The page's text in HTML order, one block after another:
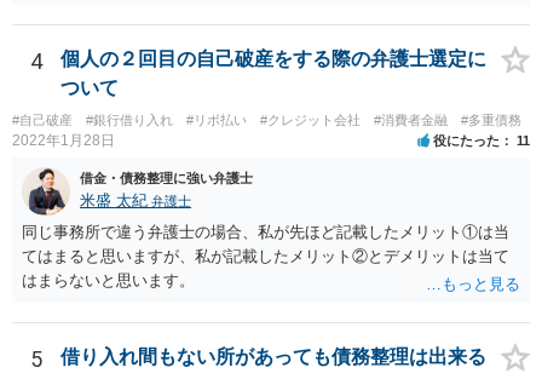
4
個人の２回目の自己破産をする際の弁護士選定に
ついて
#自己破産 #銀行借り入れ #リボ払い #クレジット会社 #消費者金融 #多重債務
2022年1月28日 役にたった 11
借金・債務整理に強い弁護士
米盛 太紀 弁護士
同じ事務所で違う弁護士の場合、私が先ほど記載したメリット①は当
てはまると思いますが、私が記載したメリット②とデメリットは当て
はまらないと思います。
5
借り入れ間もない所があっても債務整理は出来る